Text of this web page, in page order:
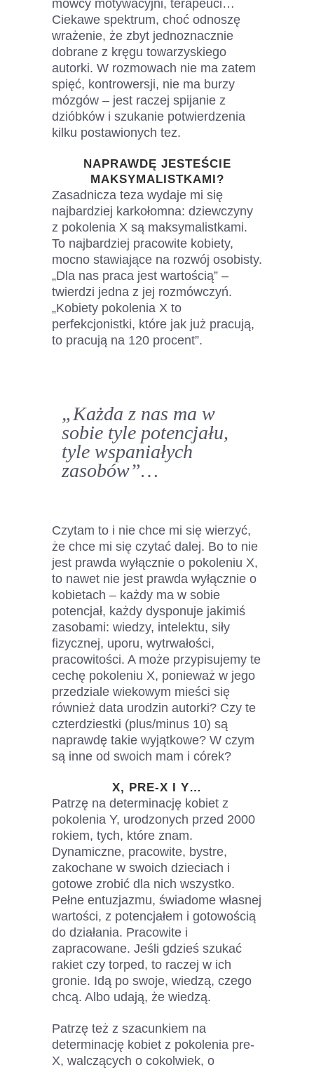
mówcy motywacyjni, terapeuci…
Ciekawe spektrum, choć odnoszę
wrażenie, że zbyt jednoznacznie
dobrane z kręgu towarzyskiego
autorki. W rozmowach nie ma zatem
spięć, kontrowersji, nie ma burzy
mózgów – jest raczej spijanie z
dzióbków i szukanie potwierdzenia
kilku postawionych tez.
NAPRAWDĘ JESTEŚCIE
MAKSYMALISTKAMI?
Zasadnicza teza wydaje mi się
najbardziej karkołomna: dziewczyny
z pokolenia X są maksymalistkami.
To najbardziej pracowite kobiety,
mocno stawiające na rozwój osobisty.
„Dla nas praca jest wartością” –
twierdzi jedna z jej rozmówczyń.
„Kobiety pokolenia X to
perfekcjonistki, które jak już pracują,
to pracują na 120 procent”.
„Każda z nas ma w
sobie tyle potencjału,
tyle wspaniałych
zasobów”…
Czytam to i nie chce mi się wierzyć,
że chce mi się czytać dalej. Bo to nie
jest prawda wyłącznie o pokoleniu X,
to nawet nie jest prawda wyłącznie o
kobietach – każdy ma w sobie
potencjał, każdy dysponuje jakimiś
zasobami: wiedzy, intelektu, siły
fizycznej, uporu, wytrwałości,
pracowitości. A może przypisujemy te
cechę pokoleniu X, ponieważ w jego
przedziale wiekowym mieści się
również data urodzin autorki? Czy te
czterdziestki (plus/minus 10) są
naprawdę takie wyjątkowe? W czym
są inne od swoich mam i córek?
X, PRE-X I Y…
Patrzę na determinację kobiet z
pokolenia Y, urodzonych przed 2000
rokiem, tych, które znam.
Dynamiczne, pracowite, bystre,
zakochane w swoich dzieciach i
gotowe zrobić dla nich wszystko.
Pełne entuzjazmu, świadome własnej
wartości, z potencjałem i gotowością
do działania. Pracowite i
zapracowane. Jeśli gdzieś szukać
rakiet czy torped, to raczej w ich
gronie. Idą po swoje, wiedzą, czego
chcą. Albo udają, że wiedzą.
Patrzę też z szacunkiem na
determinację kobiet z pokolenia pre-
X, walczących o cokolwiek, o